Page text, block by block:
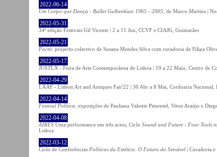
2022-06-14
Um Corpo que Dança - Ballet Gulbenkian 1965 - 2005 , de Marco Martins |
2022-05-31
34ª edição Festivais Gil Vicente | 2 a 11 Jun, CCVF e CIAJG, Guimarães
2022-05-21
Pacto: projecto colectivo de Susana Mendes Silva com curadoria de Filipa
2022-05-17
JUSTLX - Feira de Arte Contemporânea de Lisboa | 19 a 22 Maio, Centro de
2022-04-29
LAAF - Lisbon Art and Antiques Fair'22 | 30 Abr a 8 Mai, Cordoaria Nacional,
2022-04-14
Festival Política: exposições de Pauliana Valente Pimentel, Viton Araújo e
2022-04-08
AIRES Uma performance em três actos, Ciclo Sound and Future - Four Tools
Lisboa
2022-03-12
Ciclo de Conferências Políticas da Estética: O Futuro do Sensível | Curadoria